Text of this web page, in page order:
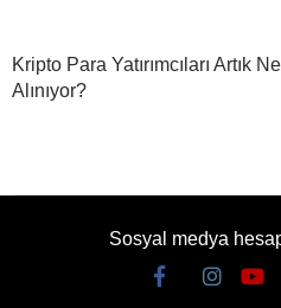
Kripto Para Yatırımcıları Artık
Alınıyor?
Sosyal medya